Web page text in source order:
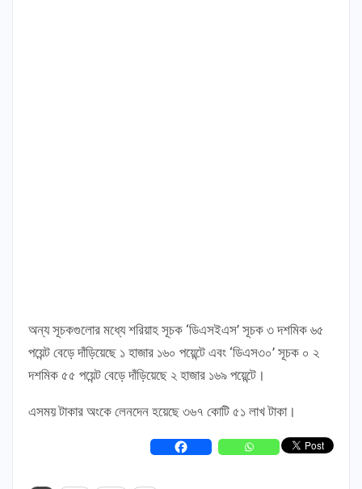
অন্য সূচকগুলোর মধ্যে শরিয়াহ সূচক ‘ডিএসইএস’ সূচক ৩ দশমিক ৬৫
পয়েন্ট বেড়ে দাঁড়িয়েছে ১ হাজার ১৬০ পয়েন্টে এবং ‘ডিএস৩০’ সূচক ০ ২
দশমিক ৫৫ পয়েন্ট বেড়ে দাঁড়িয়েছে ২ হাজার ১৬৯ পয়েন্টে।
এসময় টাকার অংকে লেনদেন হয়েছে ৩৬৭ কোটি ৫১ লাখ টাকা।